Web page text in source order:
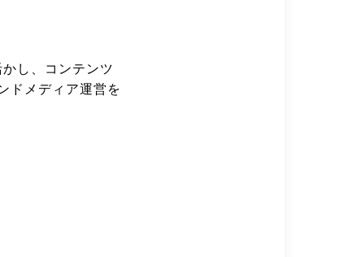
し、コンテンツ
ドメディア運営を